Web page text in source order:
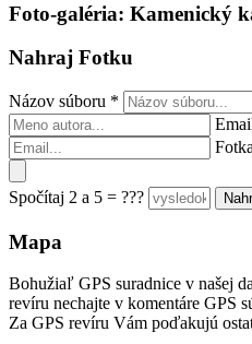
Foto-galéria: Kamenický
Nahraj Fotku
Názov súboru *
Fotka
Spočítaj 2 a 5 = ???
Mapa
Bohužiaľ GPS suradnice v našej
revíru nechajte v komentáre GPS
Za GPS revíru Vám poďakujú